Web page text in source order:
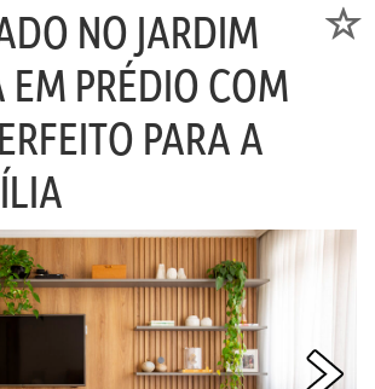
NO JARDIM
EM PRÉDIO COM
PARA A